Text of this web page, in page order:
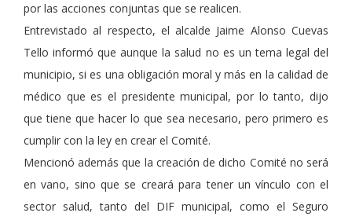
por las acciones conjuntas que se realicen.
Entrevistado al respecto, el alcalde Jaime Alonso Cuevas
Tello informó que aunque la salud no es un tema legal del
municipio, si es una obligación moral y más en la calidad de
médico que es el presidente municipal, por lo tanto, dijo
que tiene que hacer lo que sea necesario, pero primero es
cumplir con la ley en crear el Comité.
Mencionó además que la creación de dicho Comité no será
en vano, sino que se creará para tener un vínculo con el
sector salud, tanto del DIF municipal, como el Seguro